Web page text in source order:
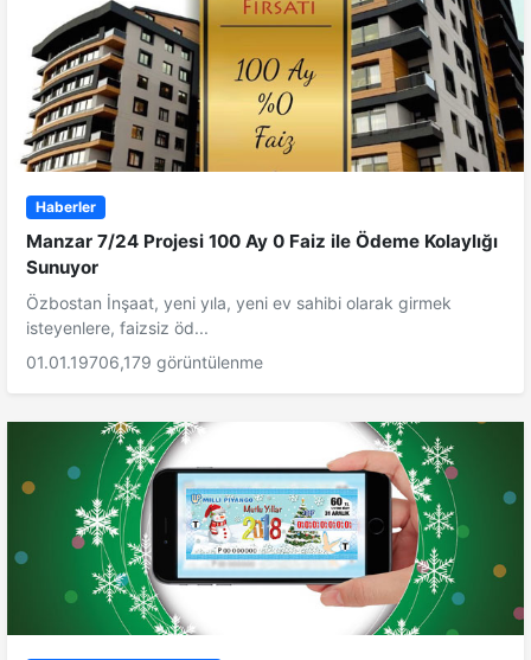
Haberler
Manzar 7/24 Projesi 100 Ay 0 Faiz ile Ödeme Kolaylığı
Sunuyor
Özbostan İnşaat, yeni yıla, yeni ev sahibi olarak girmek
isteyenlere, faizsiz öd...
01.01.19706,179 görüntülenme